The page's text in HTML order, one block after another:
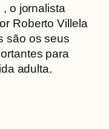
o jornalista
Roberto Villela
são os seus
para
adulta.